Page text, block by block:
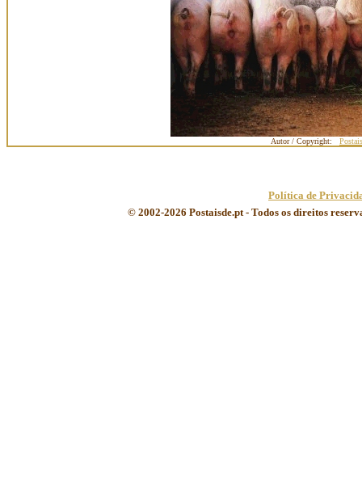
Autor / Copyright:
Política de
© 2002-2026 Postaisde.pt - Todos os direitos